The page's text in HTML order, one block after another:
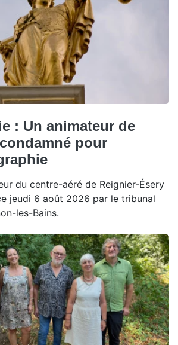
: Un animateur de
pour
du centre-aéré de Reignier-Ésery
jeudi 6 août 2026 par le tribunal
les-Bains.